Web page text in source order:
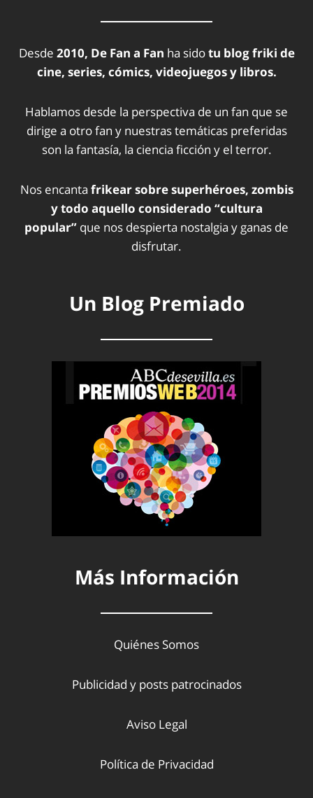
Desde 2010, De Fan a Fan ha sidotu blog friki de
cine, series, cómics, videojuegos y libros.
Hablamos desde la perspectiva de un fan que se
dirige a otro fan y nuestras temáticas preferidas
son la fantasía, la ciencia ficción y el terror.
Nos encanta frikear sobre superhéroes, zombis
y todo aquello considerado “cultura
popular” que nos despierta nostalgia y ganas de
disfrutar.
Un Blog Premiado
Más Información
Quiénes Somos
Publicidad y posts patrocinados
Aviso Legal
Política de Privacidad